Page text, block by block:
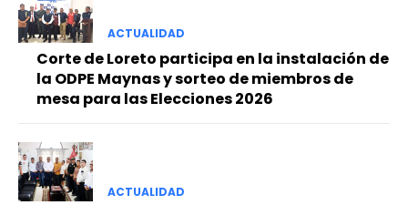
ACTUALIDAD
Corte de Loreto participa en la instalación de
la ODPE Maynas y sorteo de miembros de
mesa para las Elecciones 2026
ACTUALIDAD